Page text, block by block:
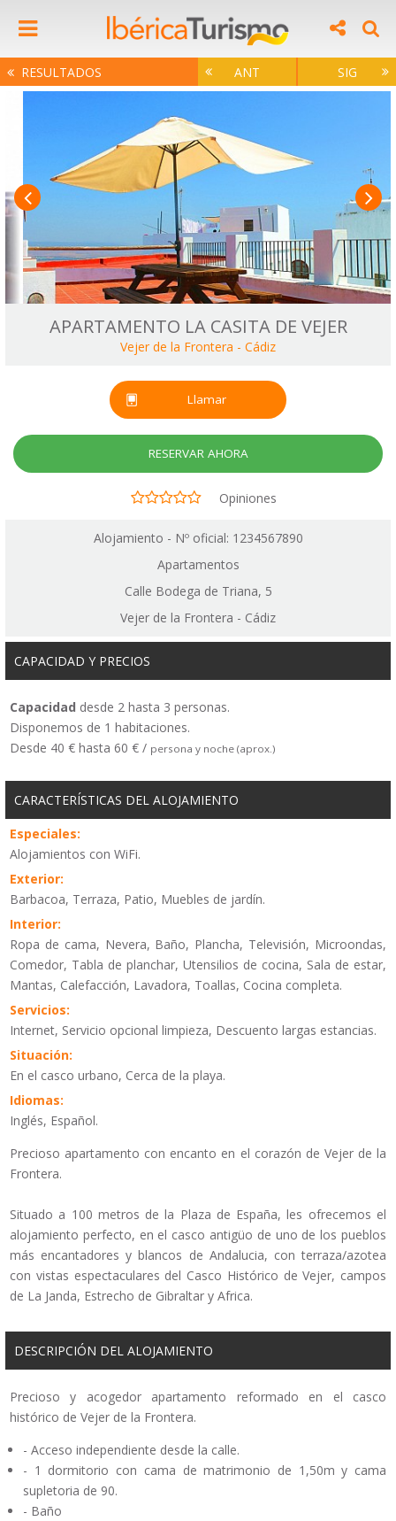
RESULTADOS ANT SIG
APARTAMENTO LA CASITA DE VEJER
Vejer de la Frontera - Cádiz
Llamar
RESERVAR AHORA
Opiniones
Alojamiento - Nº oficial: 1234567890
Apartamentos
Calle Bodega de Triana, 5
Vejer de la Frontera - Cádiz
CAPACIDAD Y PRECIOS
Capacidad desde 2 hasta 3 personas.
Disponemos de 1 habitaciones.
Desde 40 € hasta 60 € / persona y noche (aprox.)
CARACTERÍSTICAS DEL ALOJAMIENTO
Especiales:
Alojamientos con WiFi.
Exterior:
Barbacoa, Terraza, Patio, Muebles de jardín.
Interior:
Ropa de cama, Nevera, Baño, Plancha, Televisión, Microondas,
Comedor, Tabla de planchar, Utensilios de cocina, Sala de estar,
Mantas, Calefacción, Lavadora, Toallas, Cocina completa.
Servicios:
Internet, Servicio opcional limpieza, Descuento largas estancias.
Situación:
En el casco urbano, Cerca de la playa.
Idiomas:
Inglés, Español.
Precioso apartamento con encanto en el corazón de Vejer de la
Frontera.
Situado a 100 metros de la Plaza de España, les ofrecemos el
alojamiento perfecto, en el casco antigüo de uno de los pueblos
más encantadores y blancos de Andalucia, con terraza/azotea
con vistas espectaculares del Casco Histórico de Vejer, campos
de La Janda, Estrecho de Gibraltar y Africa.
DESCRIPCIÓN DEL ALOJAMIENTO
Precioso y acogedor apartamento reformado en el casco
histórico de Vejer de la Frontera.
- Acceso independiente desde la calle.
- 1 dormitorio con cama de matrimonio de 1,50m y cama
supletoria de 90.
- Baño